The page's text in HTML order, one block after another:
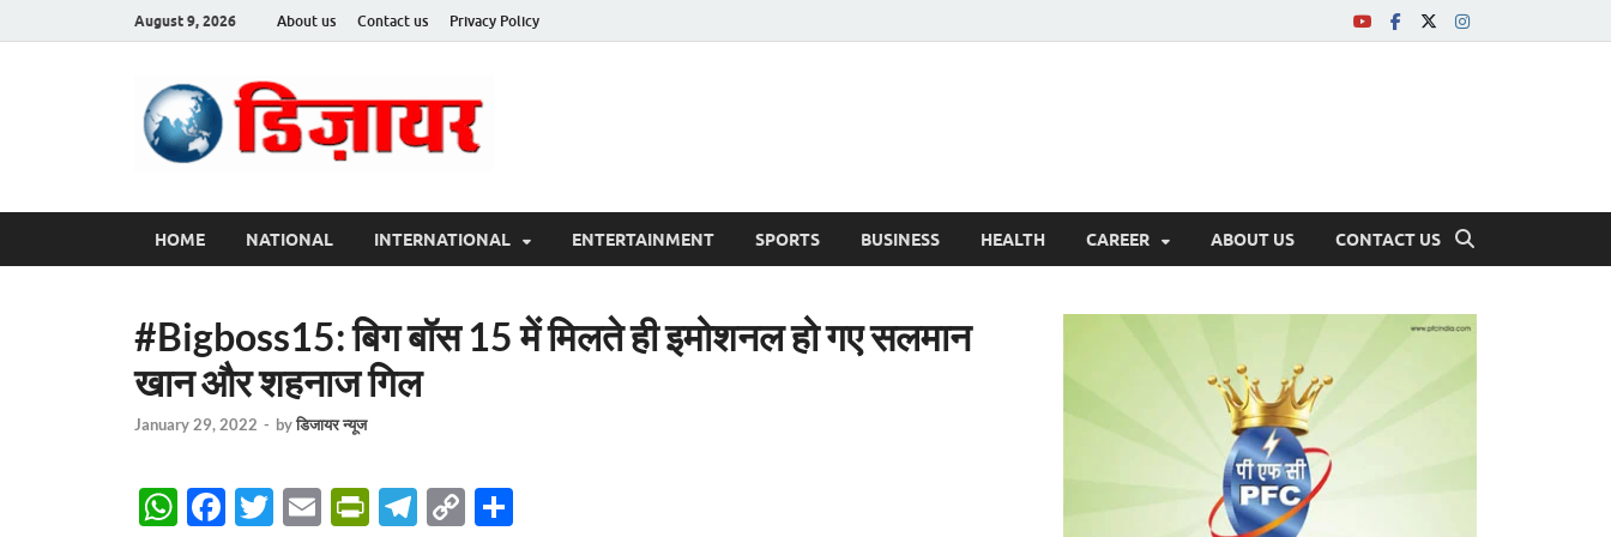
August 9, 2026 About us Contact us Privacy Policy
HOME NATIONAL INTERNATIONAL ENTERTAINMENT SPORTS BUSINESS HEALTH CAREER ABOUT US CONTACT US
#Bigboss15: बिग बॉस 15 में मिलते ही इमोशनल हो गए सलमान
खान और शहनाज गिल
January 29, 2022 - byडिजायर न्यूज
W F
T
E
P
T
C